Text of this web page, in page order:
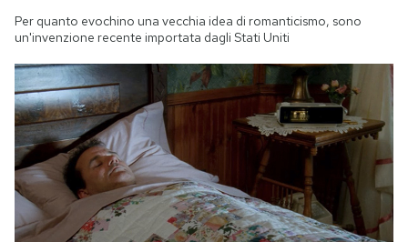
Per quanto evochino una vecchia idea di romanticismo, sono
un'invenzione recente importata dagli Stati Uniti